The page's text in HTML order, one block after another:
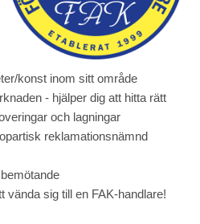
konst inom sitt område
- hjälper dig att hitta rätt
och lagningar
reklamationsnämnd
vända sig till en FAK-handlare!